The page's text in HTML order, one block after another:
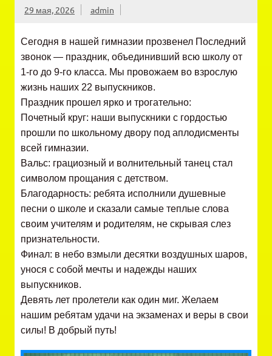
29 мая, 2026 admin
Сегодня в нашей гимназии прозвенел Последний
звонок — праздник, объединивший всю школу от
1-го до 9-го класса. Мы провожаем во взрослую
жизнь наших 22 выпускников.
Праздник прошел ярко и трогательно:
Почетный круг: наши выпускники с гордостью
прошли по школьному двору под аплодисменты
всей гимназии.
Вальс: грациозный и волнительный танец стал
символом прощания с детством.
Благодарность: ребята исполнили душевные
песни о школе и сказали самые теплые слова
своим учителям и родителям, не скрывая слез
признательности.
Финал: в небо взмыли десятки воздушных шаров,
унося с собой мечты и надежды наших
выпускников.
Девять лет пролетели как один миг. Желаем
нашим ребятам удачи на экзаменах и веры в свои
силы! В добрый путь!